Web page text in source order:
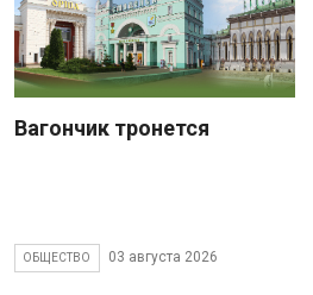
Вагончик тронется
ОБЩЕСТВО 03 августа 2026